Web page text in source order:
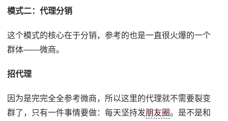
模式二：代理分销
这个模式的核心在于分销，参考的也是一直很火爆的一个
群体——微商。
招代理
因为是完完全全参考微商，所以这里的代理就不需要裂变
群了，只有一件事情要做：每天坚持发朋友圈。是不是和